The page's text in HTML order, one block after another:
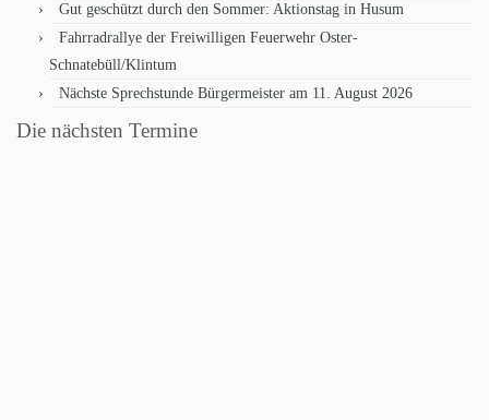
Gut geschützt durch den Sommer: Aktionstag in Husum
Fahrradrallye der Freiwilligen Feuerwehr Oster-
Schnatebüll/Klintum
Nächste Sprechstunde Bürgermeister am 11. August 2026
Die nächsten Termine